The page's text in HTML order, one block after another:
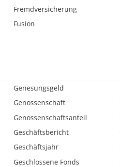
Fremdversicherung
Fusion
Genesungsgeld
Genossenschaft
Genossenschaftsanteil
Geschäftsbericht
Geschäftsjahr
Geschlossene Fonds